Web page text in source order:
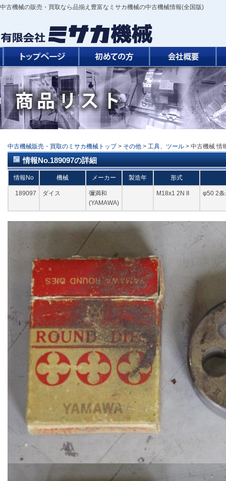
中古機械の販売・買取なら品揃え豊富なミサカ機械の中古機械情報(全国版)
中古機械販売・買取のミサカ機械トップ > その他 > 工具、ツール > 中古機械 情
情報No.189097の詳細
情報No 機械 メーカー 製造年 形式
189097 ダイス
彌満和
(YAMAWA)
M18x1 2N II φ50 2条